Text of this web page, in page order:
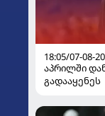
18:05/07-08-
აპრილში
გადააყენეს